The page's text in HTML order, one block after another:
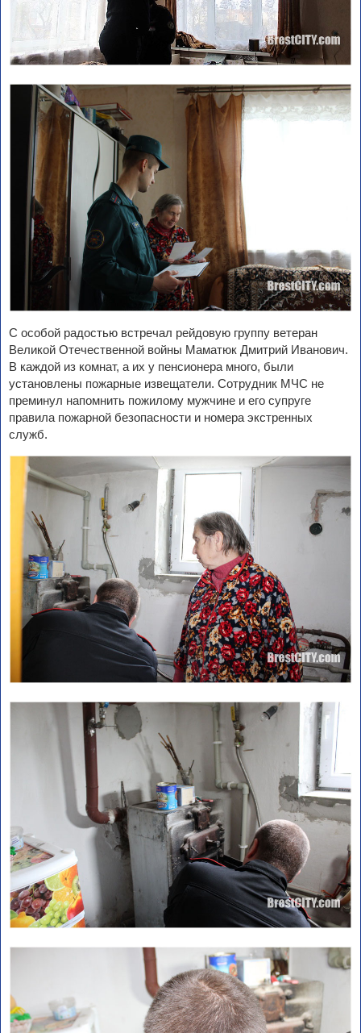
С особой радостью встречал рейдовую группу ветеран
Великой Отечественной войны Маматюк Дмитрий Иванович.
В каждой из комнат, а их у пенсионера много, были
установлены пожарные извещатели. Сотрудник МЧС не
преминул напомнить пожилому мужчине и его супруге
правила пожарной безопасности и номера экстренных
служб.